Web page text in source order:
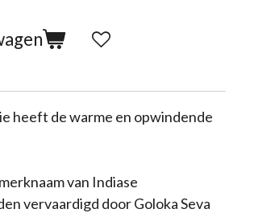
heeft de warme en opwindende
van Indiase
vervaardigd door Goloka Seva